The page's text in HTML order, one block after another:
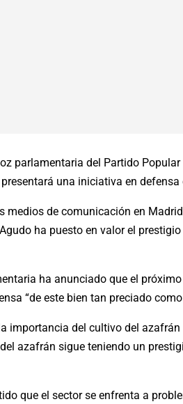
parlamentaria del Partido
una iniciativa en
medios de comunicación en
ha puesto en valor el
ha anunciado que el
“de este bien tan preciado
importancia del cultivo del
azafrán sigue teniendo un
que el sector se enfrenta a